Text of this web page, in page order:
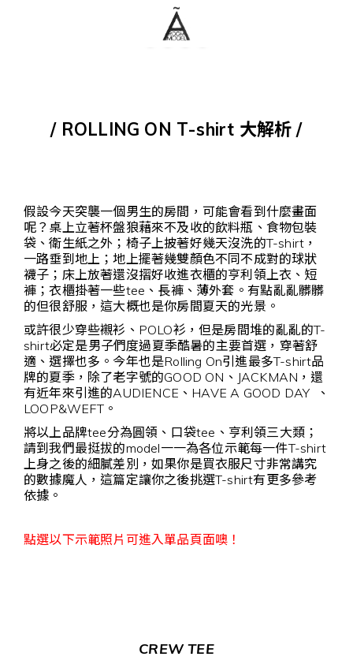
/ ROLLING ON T-shirt 大解析 /
假設今天突襲一個男生的房間，可能會看到什麼畫面
呢？桌上立著杯盤狼藉來不及收的飲料瓶、食物包裝
袋、衛生紙之外；椅子上披著好幾天沒洗的T-shirt，
一路垂到地上；地上擺著幾雙顏色不同不成對的球狀
襪子；床上放著還沒摺好收進衣櫃的亨利領上衣、短
褲；衣櫃掛著一些tee、長褲、薄外套。有點亂亂髒髒
的但很舒服，這大概也是你房間夏天的光景。
或許很少穿些襯衫、POLO衫，但是房間堆的亂亂的T-
shirt必定是男子們度過夏季酷暑的主要首選，穿著舒
適、選擇也多。今年也是Rolling On引進最多T-shirt品
牌的夏季，除了老字號的GOOD ON、JACKMAN，還
有近年來引進的AUDIENCE、HAVE A GOOD DAY 、
LOOP&WEFT。
將以上品牌tee分為圓領、口袋tee、亨利領三大類；
請到我們最挺拔的model一一為各位示範每一件T-shirt
上身之後的細膩差別，如果你是買衣服尺寸非常講究
的數據魔人，這篇定讓你之後挑選T-shirt有更多參考
依據。
點選以下示範照片可進入單品頁面噢！
CREW TEE